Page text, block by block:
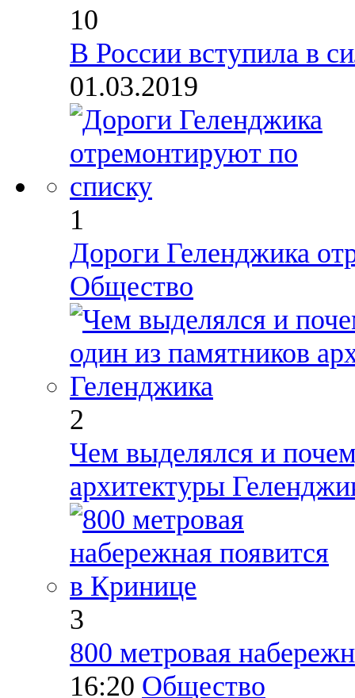
10
В России вступила в
01.03.2019
1
Дороги Геленджика
Общество
2
Чем выделялся и
архитектуры
3
800 метровая
16:20 Общество